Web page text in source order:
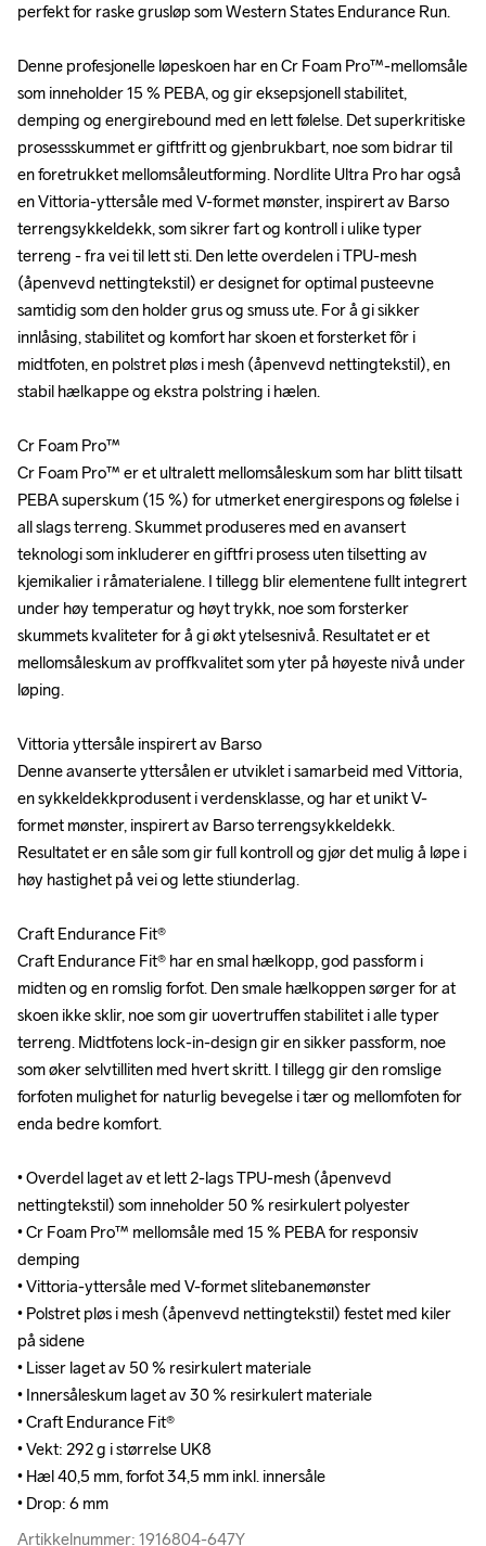
perfekt for raske grusløp som Western States Endurance Run.
Denne profesjonelle løpeskoen har en Cr Foam Pro™-mellomsåle
som inneholder 15 % PEBA, og gir eksepsjonell stabilitet,
demping og energirebound med en lett følelse. Det superkritiske
prosessskummet er giftfritt og gjenbrukbart, noe som bidrar til
en foretrukket mellomsåleutforming. Nordlite Ultra Pro har også
en Vittoria-yttersåle med V-formet mønster, inspirert av Barso
terrengsykkeldekk, som sikrer fart og kontroll i ulike typer
terreng - fra vei til lett sti. Den lette overdelen i TPU-mesh
(åpenvevd nettingtekstil) er designet for optimal pusteevne
samtidig som den holder grus og smuss ute. For å gi sikker
innlåsing, stabilitet og komfort har skoen et forsterket fôr i
midtfoten, en polstret pløs i mesh (åpenvevd nettingtekstil), en
stabil hælkappe og ekstra polstring i hælen.
Cr Foam Pro™
Cr Foam Pro™ er et ultralett mellomsåleskum som har blitt tilsatt
PEBA superskum (15 %) for utmerket energirespons og følelse i
all slags terreng. Skummet produseres med en avansert
teknologi som inkluderer en giftfri prosess uten tilsetting av
kjemikalier i råmaterialene. I tillegg blir elementene fullt integrert
under høy temperatur og høyt trykk, noe som forsterker
skummets kvaliteter for å gi økt ytelsesnivå. Resultatet er et
mellomsåleskum av proffkvalitet som yter på høyeste nivå under
løping.
Vittoria yttersåle inspirert av Barso
Denne avanserte yttersålen er utviklet i samarbeid med Vittoria,
en sykkeldekkprodusent i verdensklasse, og har et unikt V-
formet mønster, inspirert av Barso terrengsykkeldekk.
Resultatet er en såle som gir full kontroll og gjør det mulig å løpe i
høy hastighet på vei og lette stiunderlag.
Craft Endurance Fit®
Craft Endurance Fit® har en smal hælkopp, god passform i
midten og en romslig forfot. Den smale hælkoppen sørger for at
skoen ikke sklir, noe som gir uovertruffen stabilitet i alle typer
terreng. Midtfotens lock-in-design gir en sikker passform, noe
som øker selvtilliten med hvert skritt. I tillegg gir den romslige
forfoten mulighet for naturlig bevegelse i tær og mellomfoten for
enda bedre komfort.
• Overdel laget av et lett 2-lags TPU-mesh (åpenvevd
nettingtekstil) som inneholder 50 % resirkulert polyester
• Cr Foam Pro™ mellomsåle med 15 % PEBA for responsiv
demping
• Vittoria-yttersåle med V-formet slitebanemønster
• Polstret pløs i mesh (åpenvevd nettingtekstil) festet med kiler
på sidene
• Lisser laget av 50 % resirkulert materiale
• Innersåleskum laget av 30 % resirkulert materiale
• Craft Endurance Fit®
• Vekt: 292 g i størrelse UK8
• Hæl 40,5 mm, forfot 34,5 mm inkl. innersåle
• Drop: 6 mm
Artikkelnummer: 1916804-647Y
perfekt for raske grusløp som Western States Endurance Run.
Denne profesjonelle løpeskoen har en Cr Foam Pro™-mellomsåle
som inneholder 15 % PEBA, og gir eksepsjonell stabilitet,
demping og energirebound med en lett følelse. Det superkritiske
prosessskummet er giftfritt og gjenbrukbart, noe som bidrar til
en foretrukket mellomsåleutforming. Nordlite Ultra Pro har også
en Vittoria-yttersåle med V-formet mønster, inspirert av Barso
terrengsykkeldekk, som sikrer fart og kontroll i ulike typer
terreng - fra vei til lett sti. Den lette overdelen i TPU-mesh
(åpenvevd nettingtekstil) er designet for optimal pusteevne
samtidig som den holder grus og smuss ute. For å gi sikker
innlåsing, stabilitet og komfort har skoen et forsterket fôr i
midtfoten, en polstret pløs i mesh (åpenvevd nettingtekstil), en
stabil hælkappe og ekstra polstring i hælen.
Cr Foam Pro™
Cr Foam Pro™ er et ultralett mellomsåleskum som har blitt tilsatt
PEBA superskum (15 %) for utmerket energirespons og følelse i
all slags terreng. Skummet produseres med en avansert
teknologi som inkluderer en giftfri prosess uten tilsetting av
kjemikalier i råmaterialene. I tillegg blir elementene fullt integrert
under høy temperatur og høyt trykk, noe som forsterker
skummets kvaliteter for å gi økt ytelsesnivå. Resultatet er et
mellomsåleskum av proffkvalitet som yter på høyeste nivå under
løping.
Vittoria yttersåle inspirert av Barso
Denne avanserte yttersålen er utviklet i samarbeid med Vittoria,
en sykkeldekkprodusent i verdensklasse, og har et unikt V-
formet mønster, inspirert av Barso terrengsykkeldekk.
Resultatet er en såle som gir full kontroll og gjør det mulig å løpe i
høy hastighet på vei og lette stiunderlag.
Craft Endurance Fit®
Craft Endurance Fit® har en smal hælkopp, god passform i
midten og en romslig forfot. Den smale hælkoppen sørger for at
skoen ikke sklir, noe som gir uovertruffen stabilitet i alle typer
terreng. Midtfotens lock-in-design gir en sikker passform, noe
som øker selvtilliten med hvert skritt. I tillegg gir den romslige
forfoten mulighet for naturlig bevegelse i tær og mellomfoten for
enda bedre komfort.
• Overdel laget av et lett 2-lags TPU-mesh (åpenvevd
nettingtekstil) som inneholder 50 % resirkulert polyester
• Cr Foam Pro™ mellomsåle med 15 % PEBA for responsiv
demping
• Vittoria-yttersåle med V-formet slitebanemønster
• Polstret pløs i mesh (åpenvevd nettingtekstil) festet med kiler
på sidene
• Lisser laget av 50 % resirkulert materiale
• Innersåleskum laget av 30 % resirkulert materiale
• Craft Endurance Fit®
• Vekt: 292 g i størrelse UK8
• Hæl 40,5 mm, forfot 34,5 mm inkl. innersåle
• Drop: 6 mm
Artikkelnummer: 1916804-647Y